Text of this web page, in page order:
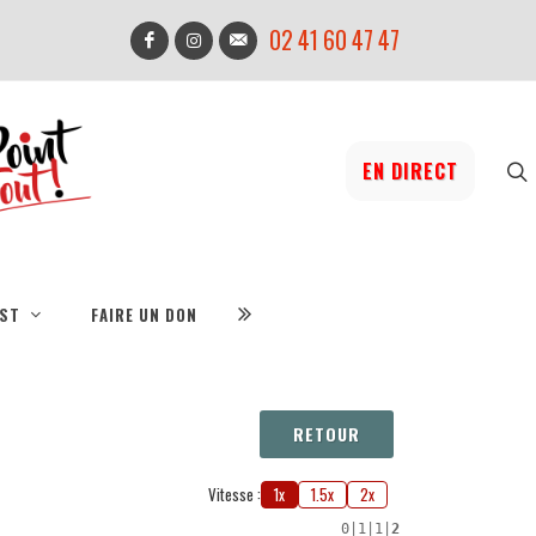
02 41 60 47 47
EN DIRECT
FAIRE UN DON
RETOUR
Vitesse : 1x 1.5x 2x
0 1 1 2